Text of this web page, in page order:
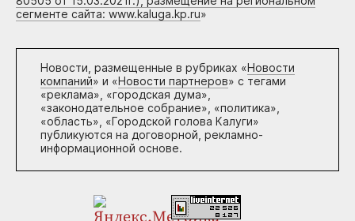
сегменте сайта: www.kaluga.kp.ru»
Новости, размещенные в рубриках «Новости
компаний» и «Новости партнеров» с тегами
«реклама», «городская дума»,
«законодательное собрание», «политика»,
«область», «Городской голова Калуги»
публикуются на договорной, рекламно-
информационной основе.